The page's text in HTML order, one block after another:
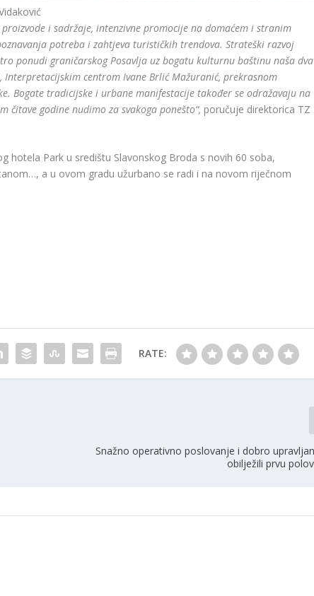
i sadržaje, intenzivne promocije na domaćem i stranim
potreba i zahtjeva turističkih trendova. Strateški razvoj
ponudi graničarskog Posavlja uz bogatu kulturnu baštinu naša dva
Interpretacijskim centrom Ivane Brlić Mažuranić, prekrasnom
Bogate tradicijske i urbane manifestacije također se odražavaju na
godine nudimo za svakoga ponešto“, poručuje direktorica TZ
hotela Park u središtu Slavonskog Broda s novih 60 soba,
a u ovom gradu užurbano se radi i na novom riječnom
RATE:
Snažno operativno poslovanje i dobro
obilježili prvu